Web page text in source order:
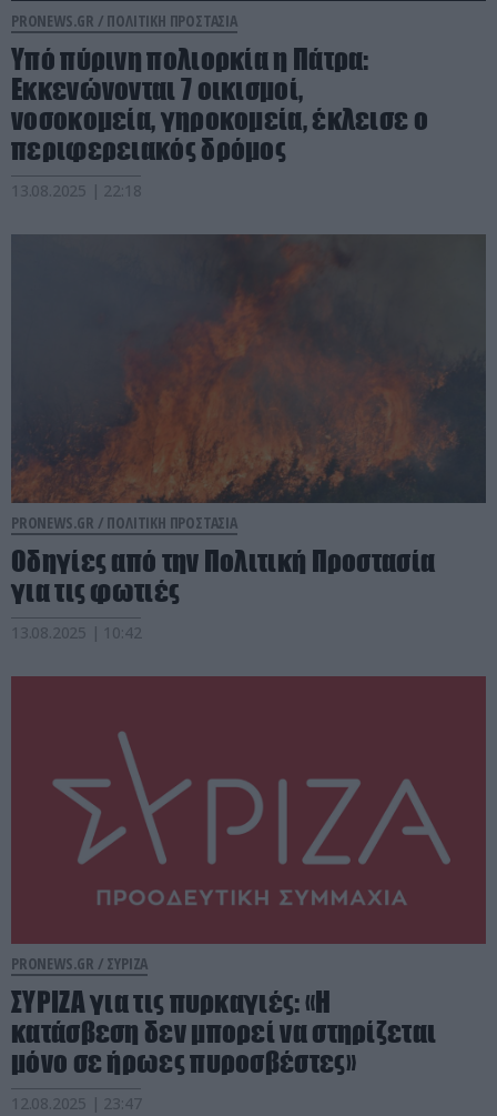
PRONEWS.GR / ΠΟΛΙΤΙΚΗ ΠΡΟΣΤΑΣΙΑ
Υπό πύρινη πολιορκία η Πάτρα:
Εκκενώνονται 7 οικισμοί,
νοσοκομεία, γηροκομεία, έκλεισε ο
περιφερειακός δρόμος
13.08.2025 | 22:18
PRONEWS.GR / ΠΟΛΙΤΙΚΗ ΠΡΟΣΤΑΣΙΑ
Οδηγίες από την Πολιτική Προστασία
για τις φωτιές
13.08.2025 | 10:42
PRONEWS.GR / ΣΥΡΙΖΑ
ΣΥΡΙΖΑ για τις πυρκαγιές: «Η
κατάσβεση δεν μπορεί να στηρίζεται
μόνο σε ήρωες πυροσβέστες»
12.08.2025 | 23:47